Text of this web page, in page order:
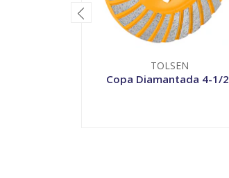
TOLSEN
Copa Diamantada 4-1/